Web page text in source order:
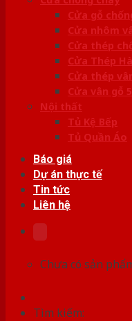
Cửa gỗ
Cửa nhôm
Cửa thép
Cửa Thép
Cửa thép
Cửa vân gỗ
Nội thất
Tủ Kệ Bếp
Tủ Quần Áo
Báo giá
Dự án thực tế
Tin tức
Liên hệ
Chưa có sản
Tìm kiếm: